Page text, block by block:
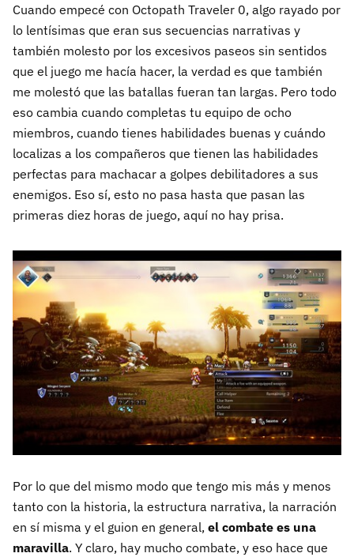
Cuando empecé con Octopath Traveler 0, algo rayado por
lo lentísimas que eran sus secuencias narrativas y
también molesto por los excesivos paseos sin sentidos
que el juego me hacía hacer, la verdad es que también
me molestó que las batallas fueran tan largas. Pero todo
eso cambia cuando completas tu equipo de ocho
miembros, cuando tienes habilidades buenas y cuándo
localizas a los compañeros que tienen las habilidades
perfectas para machacar a golpes debilitadores a sus
enemigos. Eso sí, esto no pasa hasta que pasan las
primeras diez horas de juego, aquí no hay prisa.
Por lo que del mismo modo que tengo mis más y menos
tanto con la historia, la estructura narrativa, la narración
en sí misma y el guion en general, el combate es una
maravilla. Y claro, hay mucho combate, y eso hace que